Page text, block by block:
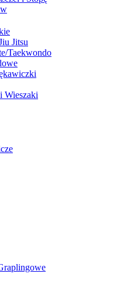
Jitsu
Taekwondo
Wieszaki